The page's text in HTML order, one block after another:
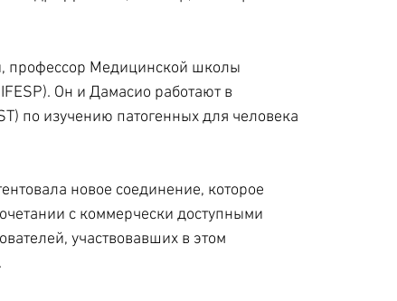
профессор Медицинской школы
Он и Дамасио работают в
по изучению патогенных для человека
новое соединение, которое
с коммерчески доступными
участвовавших в этом